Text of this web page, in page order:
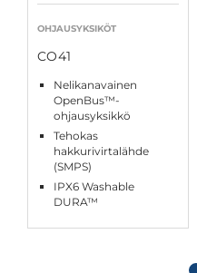
OHJAUSYKSIKÖT
CO41
Nelikanavainen
OpenBus™-
ohjausyksikkö
Tehokas
hakkurivirtalähde
(SMPS)
IPX6 Washable
DURA™